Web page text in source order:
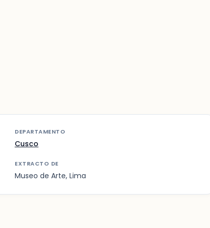
DEPARTAMENTO
Cusco
EXTRACTO DE
Museo de Arte, Lima